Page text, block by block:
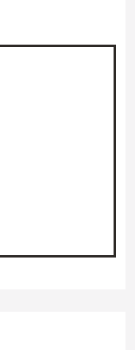
positiv attityd är viktigt
lilla extra för att
Tillträde enligt
någon som
till? Tipsa gärna!